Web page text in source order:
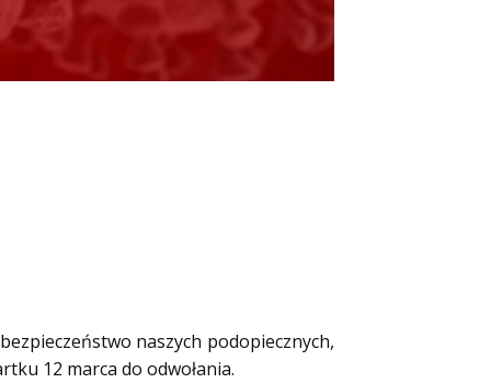
naszych podopiecznych,
12 marca do odwołania.